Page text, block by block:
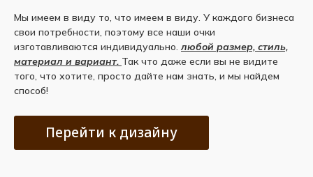
Мы имеем в виду то, что имеем в виду. У каждого бизнеса
свои потребности, поэтому все наши очки
изготавливаются индивидуально. любой размер, стиль,
материал и вариант. Так что даже если вы не видите
того, что хотите, просто дайте нам знать, и мы найдем
способ!
Перейти к дизайну